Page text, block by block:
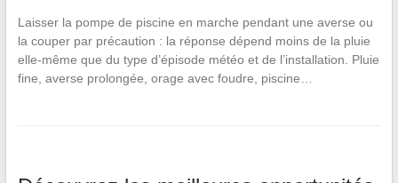
Laisser la pompe de piscine en marche pendant une averse ou
la couper par précaution : la réponse dépend moins de la pluie
elle-même que du type d’épisode météo et de l’installation. Pluie
fine, averse prolongée, orage avec foudre, piscine…